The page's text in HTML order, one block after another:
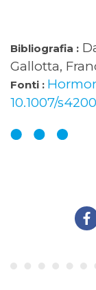
Bibliografia :
Gallotta,
Fonti :
10.1007/